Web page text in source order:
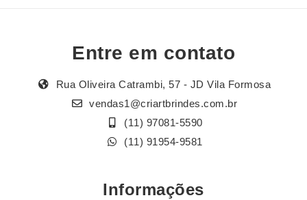
Entre em contato
Rua Oliveira Catrambi, 57 - JD Vila Formosa
vendas1@criartbrindes.com.br
(11) 97081-5590
(11) 91954-9581
Informações